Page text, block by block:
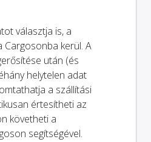
választja is, a
Cargosonba kerül. A
után (és
helytelen adat
a szállítási
értesítheti az
követheti a
segítségével.